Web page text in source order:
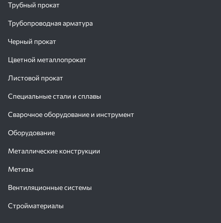
Трубный прокат
Трубопроводная арматура
Черный прокат
Цветной металлопрокат
Листовой прокат
Специальные стали и сплавы
Сварочное оборудование и инструмент
Оборудование
Металлические конструкции
Метизы
Вентиляционные системы
Стройматериалы